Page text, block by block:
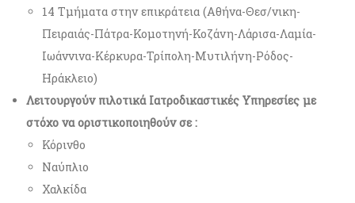
14 Τμήματα στην επικράτεια (Αθήνα-Θεσ/νικη-
Πειραιάς-Πάτρα-Κομοτηνή-Κοζάνη-Λάρισα-Λαμία-
Ιωάννινα-Κέρκυρα-Τρίπολη-Μυτιλήνη-Ρόδος-
Ηράκλειο)
Λειτουργούν πιλοτικά Ιατροδικαστικές Υπηρεσίες με
στόχο να οριστικοποιηθούν σε :
Κόρινθο
Ναύπλιο
Χαλκίδα